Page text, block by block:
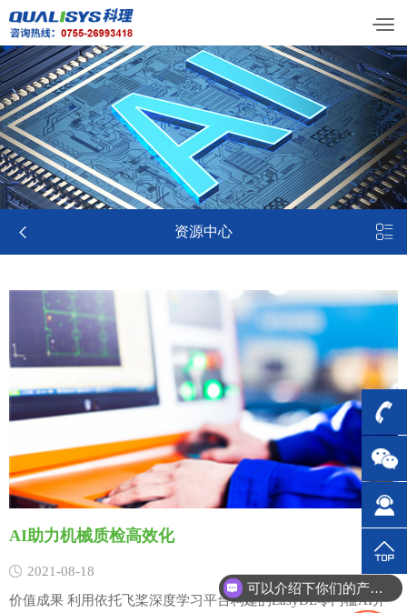
 资源中心 
AI助力机械质检高效化
2021-08-18
价值成果 利用依托飞桨深度学习平台构建的EasyDL零门槛AI开
可以介绍下你们的产品么？